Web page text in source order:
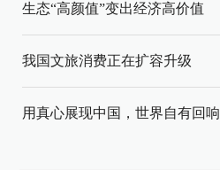
生态“高颜值”变出经济高价值
我国文旅消费正在扩容升级
用真心展现中国，世界自有回响